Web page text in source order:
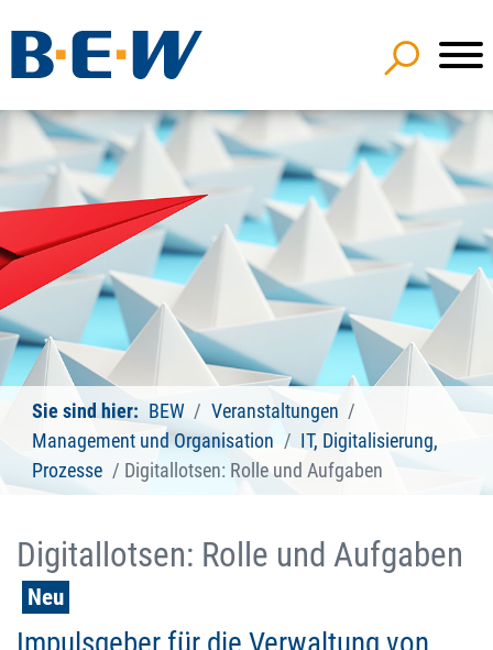
Sie sind hier: BEW
Veranstaltungen
Management und Organisation
IT, Digitalisierung,
Prozesse
Digitallotsen: Rolle und Aufgaben
Digitallotsen: Rolle und Aufgaben
Neu